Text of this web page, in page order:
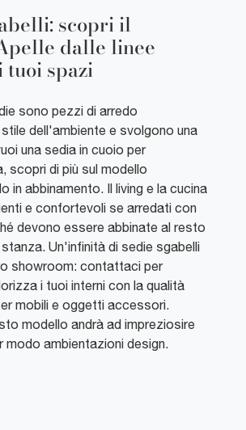
scopri il
dalle linee
tuoi spazi
sono pezzi di arredo
dell'ambiente e svolgono una
una sedia in cuoio per
scopri di più sul modello
in abbinamento. Il living e la cucina
e confortevoli se arredati con
devono essere abbinate al resto
Un'infinità di sedie sgabelli
showroom: contattaci per
i tuoi interni con la qualità
mobili e oggetti accessori.
modello andrà ad impreziosire
modo ambientazioni design.